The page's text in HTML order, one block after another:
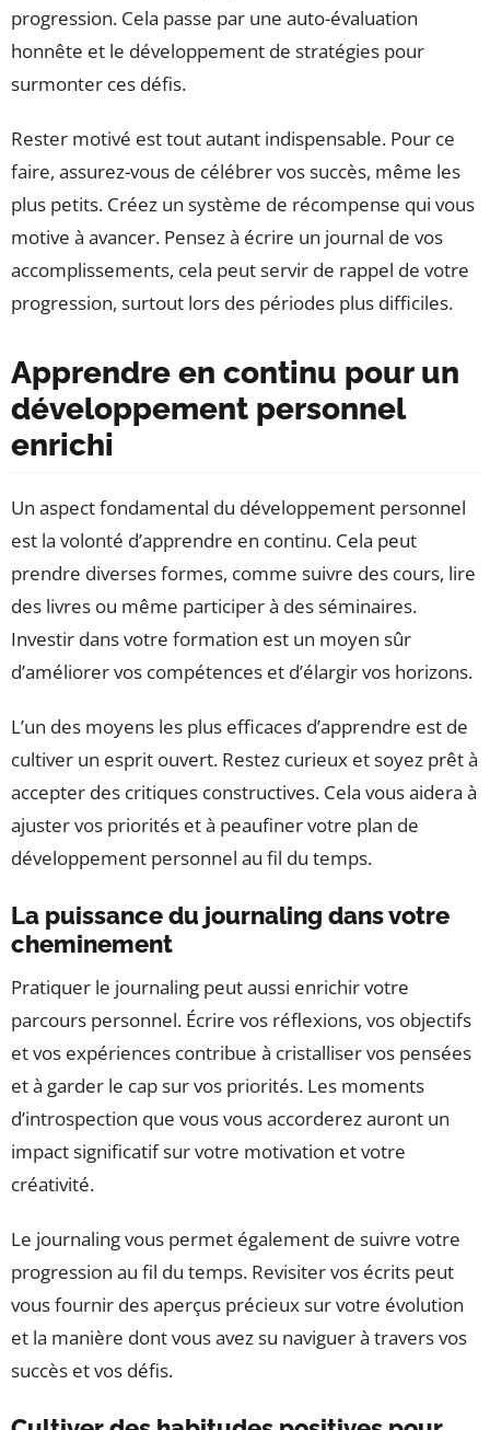
progression. Cela passe par une auto-évaluation
honnête et le développement de stratégies pour
surmonter ces défis.
Rester motivé est tout autant indispensable. Pour ce
faire, assurez-vous de célébrer vos succès, même les
plus petits. Créez un système de récompense qui vous
motive à avancer. Pensez à écrire un journal de vos
accomplissements, cela peut servir de rappel de votre
progression, surtout lors des périodes plus difficiles.
Apprendre en continu pour un
développement personnel
enrichi
Un aspect fondamental du développement personnel
est la volonté d’apprendre en continu. Cela peut
prendre diverses formes, comme suivre des cours, lire
des livres ou même participer à des séminaires.
Investir dans votre formation est un moyen sûr
d’améliorer vos compétences et d’élargir vos horizons.
L’un des moyens les plus efficaces d’apprendre est de
cultiver un esprit ouvert. Restez curieux et soyez prêt à
accepter des critiques constructives. Cela vous aidera à
ajuster vos priorités et à peaufiner votre plan de
développement personnel au fil du temps.
La puissance du journaling dans votre
cheminement
Pratiquer le journaling peut aussi enrichir votre
parcours personnel. Écrire vos réflexions, vos objectifs
et vos expériences contribue à cristalliser vos pensées
et à garder le cap sur vos priorités. Les moments
d’introspection que vous vous accorderez auront un
impact significatif sur votre motivation et votre
créativité.
Le journaling vous permet également de suivre votre
progression au fil du temps. Revisiter vos écrits peut
vous fournir des aperçus précieux sur votre évolution
et la manière dont vous avez su naviguer à travers vos
succès et vos défis.